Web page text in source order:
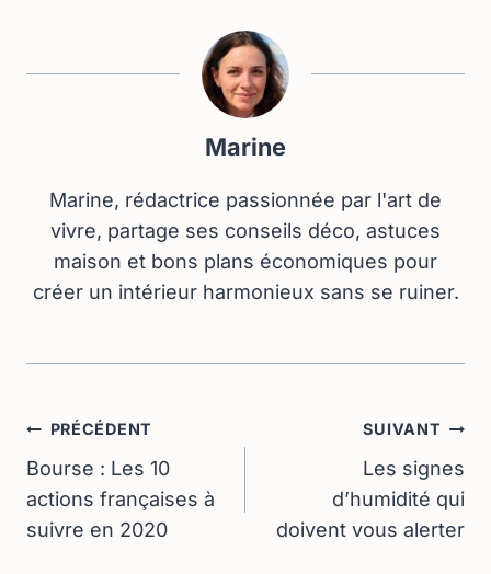
Marine
Marine, rédactrice passionnée par l'art de
vivre, partage ses conseils déco, astuces
maison et bons plans économiques pour
créer un intérieur harmonieux sans se ruiner.
Navigation
De
L’article
PRÉCÉDENT
Bourse : Les 10
actions françaises à
suivre en 2020
SUIVANT
Les signes
d’humidité qui
doivent vous alerter